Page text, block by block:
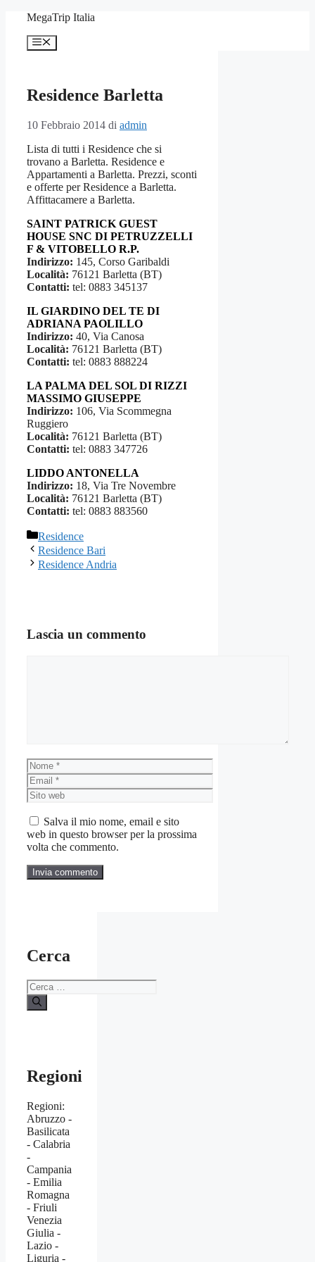
contenuto
MegaTrip Italia
Menu
Residence Barletta
10 Febbraio 2014 di admin
Lista di tutti i Residence che si
trovano a Barletta. Residence e
Appartamenti a Barletta. Prezzi, sconti
e offerte per Residence a Barletta.
Affittacamere a Barletta.
SAINT PATRICK GUEST
HOUSE SNC DI PETRUZZELLI
F & VITOBELLO R.P.
Indirizzo: 145, Corso Garibaldi
Località: 76121 Barletta (BT)
Contatti: tel: 0883 345137
IL GIARDINO DEL TE DI
ADRIANA PAOLILLO
Indirizzo: 40, Via Canosa
Località: 76121 Barletta (BT)
Contatti: tel: 0883 888224
LA PALMA DEL SOL DI RIZZI
MASSIMO GIUSEPPE
Indirizzo: 106, Via Scommegna
Ruggiero
Località: 76121 Barletta (BT)
Contatti: tel: 0883 347726
LIDDO ANTONELLA
Indirizzo: 18, Via Tre Novembre
Località: 76121 Barletta (BT)
Contatti: tel: 0883 883560
Categorie
Residence
Residence Bari
Residence Andria
Lascia un commento
Nome
Email
Sito
web
Salva il mio nome, email e sito
web in questo browser per la prossima
volta che commento.
Cerca
Ricerca
per:
Regioni
Regioni:
Abruzzo -
Basilicata
- Calabria
-
Campania
- Emilia
Romagna
- Friuli
Venezia
Giulia -
Lazio -
Liguria -